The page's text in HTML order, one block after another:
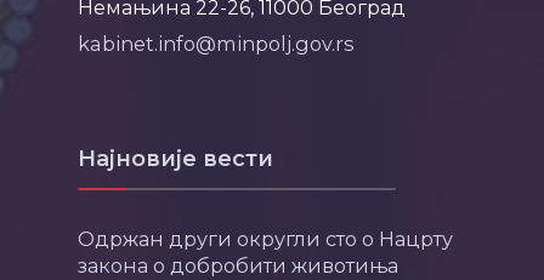
Немањина 22-26, 11000 Београд
kabinet.info@minpolj.gov.rs
Најновије вести
Одржан други округли сто о Нацрту
закона о добробити животиња